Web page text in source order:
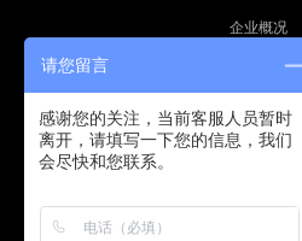
企业概况
专家团队
员工风采
请您留言
感谢您的关注，当前客服人员暂时
离开，请填写一下您的信息，我们
会尽快和您联系。